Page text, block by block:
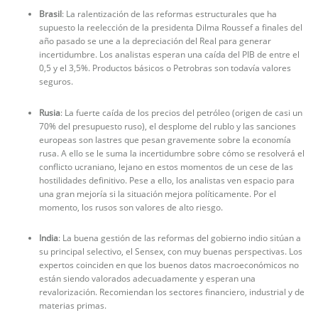
Brasil: La ralentización de las reformas estructurales que ha
supuesto la reelección de la presidenta Dilma Roussef a finales del
año pasado se une a la depreciación del Real para generar
incertidumbre. Los analistas esperan una caída del PIB de entre el
0,5 y el 3,5%. Productos básicos o Petrobras son todavía valores
seguros.
Rusia: La fuerte caída de los precios del petróleo (origen de casi un
70% del presupuesto ruso), el desplome del rublo y las sanciones
europeas son lastres que pesan gravemente sobre la economía
rusa. A ello se le suma la incertidumbre sobre cómo se resolverá el
conflicto ucraniano, lejano en estos momentos de un cese de las
hostilidades definitivo. Pese a ello, los analistas ven espacio para
una gran mejoría si la situación mejora políticamente. Por el
momento, los rusos son valores de alto riesgo.
India: La buena gestión de las reformas del gobierno indio sitúan a
su principal selectivo, el Sensex, con muy buenas perspectivas. Los
expertos coinciden en que los buenos datos macroeconómicos no
están siendo valorados adecuadamente y esperan una
revalorización. Recomiendan los sectores financiero, industrial y de
materias primas.